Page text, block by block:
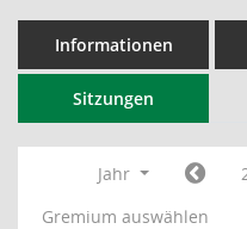
Informationen
Sitzungen
Jahr
Gremium auswählen